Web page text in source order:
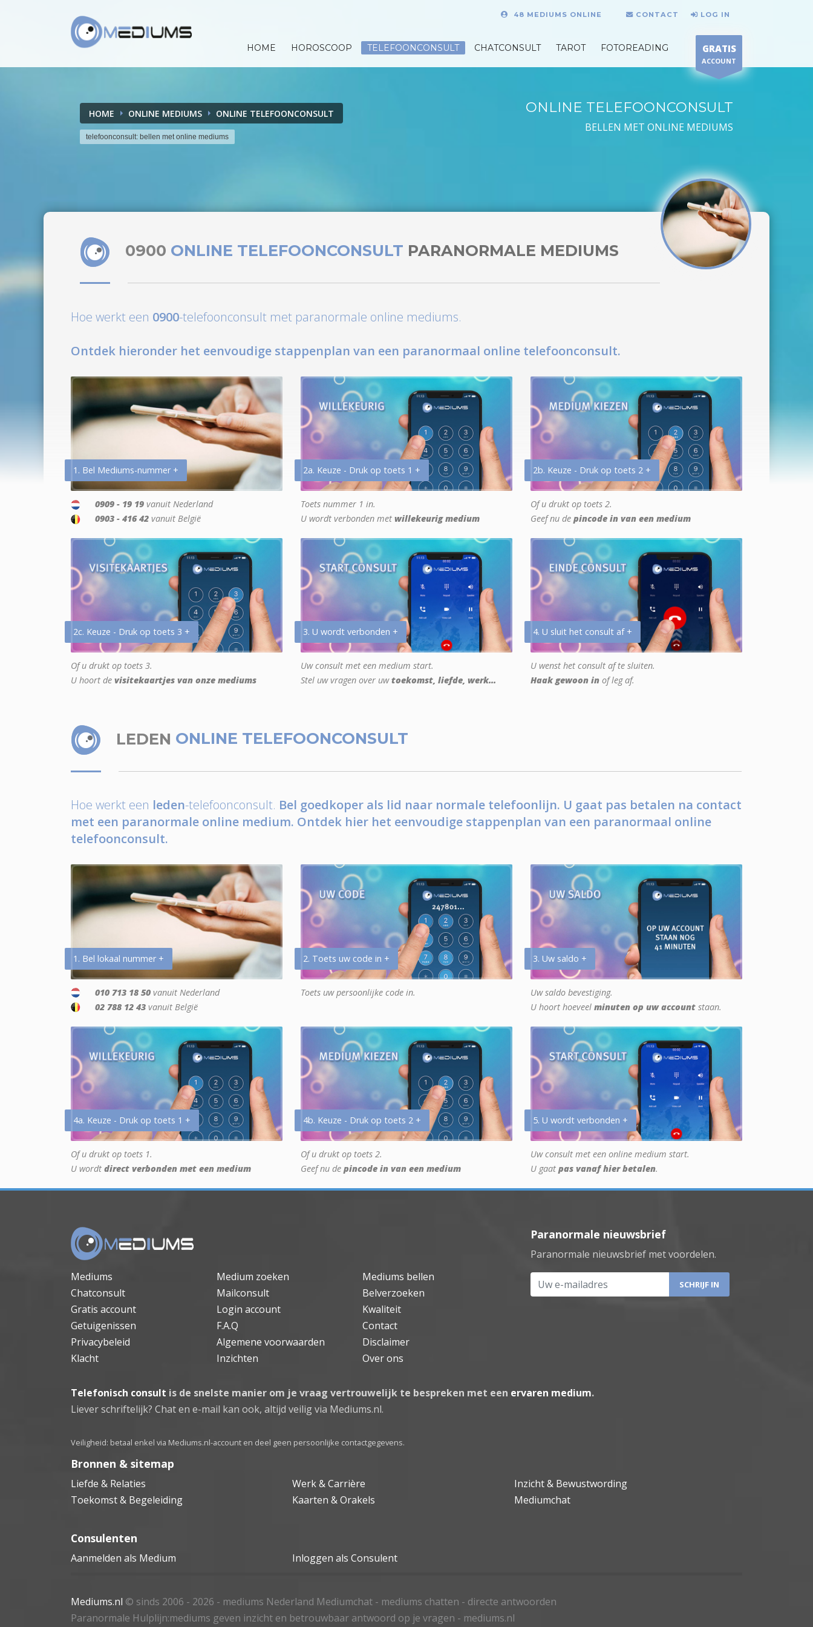
48 MEDIUMS ONLINE CONTACT LOG IN
HOME HOROSCOOP TELEFOONCONSULT CHATCONSULT TAROT FOTOREADING GRATIS
ACCOUNT
HOME ONLINE MEDIUMS ONLINE TELEFOONCONSULT
telefoonconsult: bellen met online mediums
ONLINE TELEFOONCONSULT
BELLEN MET ONLINE MEDIUMS
0900 ONLINE TELEFOONCONSULT PARANORMALE MEDIUMS
Hoe werkt een 0900-telefoonconsult met paranormale online mediums.
Ontdek hieronder het eenvoudige stappenplan van een paranormaal online telefoonconsult.
1. Bel Mediums-nummer +
0909 - 19 19 vanuit Nederland
0903 - 416 42 vanuit België
2a. Keuze - Druk op toets 1 +
Toets nummer 1 in.
U wordt verbonden met willekeurig medium
2b. Keuze - Druk op toets 2 +
Of u drukt op toets 2.
Geef nu de pincode in van een medium
2c. Keuze - Druk op toets 3 +
Of u drukt op toets 3.
U hoort de visitekaartjes van onze mediums
3. U wordt verbonden +
Uw consult met een medium start.
Stel uw vragen over uwtoekomst, liefde, werk...
4. U sluit het consult af +
U wenst het consult af te sluiten.
Haak gewoon in of leg af.
LEDEN ONLINE TELEFOONCONSULT
Hoe werkt een leden-telefoonconsult. Bel goedkoper als lid naar normale telefoonlijn. U gaat pas betalen na contact
met een paranormale online medium. Ontdek hier het eenvoudige stappenplan van een paranormaal online
telefoonconsult.
1. Bel lokaal nummer +
010 713 18 50 vanuit Nederland
02 788 12 43 vanuit België
2. Toets uw code in +
Toets uw persoonlijke code in.
3. Uw saldo +
Uw saldo bevestiging.
U hoort hoeveel minuten op uw account staan.
4a. Keuze - Druk op toets 1 +
Of u drukt op toets 1.
U wordt direct verbonden met een medium
4b. Keuze - Druk op toets 2 +
Of u drukt op toets 2.
Geef nu de pincode in van een medium
5. U wordt verbonden +
Uw consult met een online medium start.
U gaat pas vanaf hier betalen.
Mediums Medium zoeken
Mediums bellen
Chatconsult
Mailconsult
Belverzoeken
Gratis account
Login account
Kwaliteit
Getuigenissen
F.A.Q
Contact
Privacybeleid
Algemene voorwaarden
Disclaimer
Klacht
Inzichten Over ons
Paranormale nieuwsbrief
Paranormale nieuwsbrief met voordelen.
Uw e-mailadres
Telefonisch consult is de snelste manier om je vraag vertrouwelijk te bespreken met een ervaren medium.
Liever schriftelijk? Chat en e-mail kan ook, altijd veilig via Mediums.nl.
Veiligheid: betaal enkel via Mediums.nl-account en deel geen persoonlijke contactgegevens.
Bronnen & sitemap
Liefde & Relaties Werk & Carrière
Inzicht & Bewustwording
Toekomst & Begeleiding
Kaarten & Orakels Mediumchat
Consulenten
Aanmelden als Medium Inloggen als Consulent
Mediums.nl © sinds 2006 - 2026 - mediums Nederland Mediumchat - mediums chatten - directe antwoorden
Paranormale Hulplijn:mediums geven inzicht en betrouwbaar antwoord op je vragen - mediums.nl